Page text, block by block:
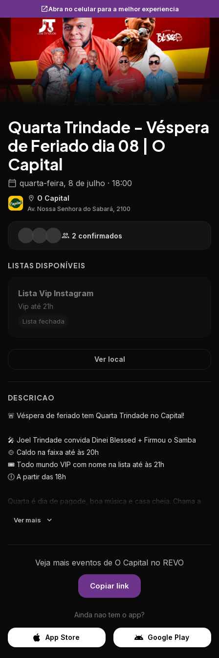
Abra no celular para a melhor experiencia
Quarta Trindade - Véspera
de Feriado dia 08 | O
Capital
quarta-feira, 8 de julho · 18:00
O Capital
Av. Nossa Senhora do Sabará, 2100
2 confirmados
LISTAS DISPONÍVEIS
Lista Vip Instagram
Vip até 21h
Lista fechada
Ver local
DESCRICAO
🚨 Véspera de feriado tem Quarta Trindade no Capital!
🎤 Joel Trindade convida Dinei Blessed + Firmou o Samba
🍲 Caldo na faixa até às 20h
🎟️ Todo mundo VIP com nome na lista até às 21h
🕕 A partir das 18h
Quarta é dia de pagode, boa música e casa cheia. Chama a
Ver mais
Veja mais eventos de O Capital no REVO
Copiar link
Ainda nao tem o app?
App Store Google Play